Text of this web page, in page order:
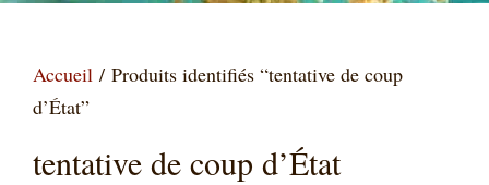
Accueil / Produits identifiés “tentative de coup
d’État”
tentative de coup d’État